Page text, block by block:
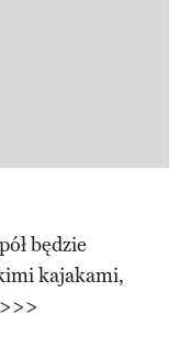
będzie
kajakami,